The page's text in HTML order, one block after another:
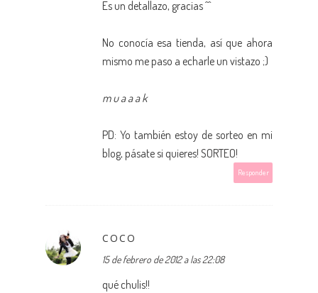
Es un detallazo, gracias ^^
No conocía esa tienda, así que ahora
mismo me paso a echarle un vistazo ;)
m u a a a k
PD: Yo también estoy de sorteo en mi
blog, pásate si quieres! SORTEO!
Responder
COCO
15 de febrero de 2012 a las 22:08
qué chulis!!